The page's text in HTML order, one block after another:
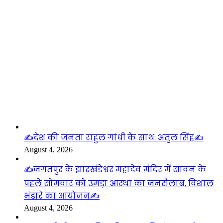
✍️देश की जनता राहुल गांधी के साथ: अतुल सिंह✍️
August 4, 2026
✍️जगतपुर के झारखंडेश्वर महादेव मंदिर में सावन के
पहले सोमवार को उमड़ा आस्था का जनसैलाब, विशाल
भंडारे का आयोजन✍️
August 4, 2026